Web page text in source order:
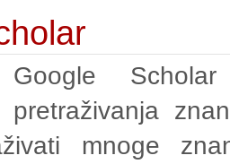
Google
pretraživanja
mnoge